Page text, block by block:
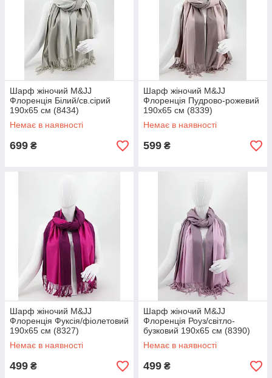
Шарф жіночий M&JJ
Флоренція Білий/св.сірий
190х65 см (8434)
Немає в наявності
699 ₴
Шарф жіночий M&JJ
Флоренція Пудрово-рожевий
190х65 см (8339)
Немає в наявності
599 ₴
Шарф жіночий M&JJ
Флоренція Фуксія/фіолетовий
190х65 см (8327)
Немає в наявності
499 ₴
Шарф жіночий M&JJ
Флоренція Роуз/світло-
бузковий 190х65 см (8390)
Немає в наявності
499 ₴